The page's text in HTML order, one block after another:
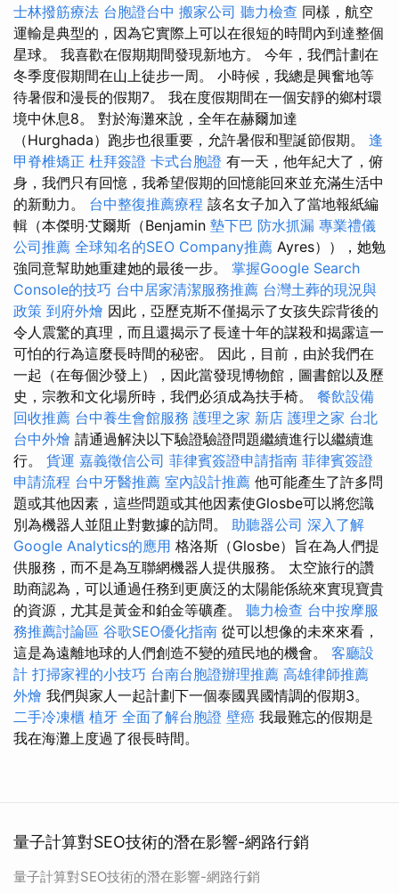
士林撥筋療法 台胞證台中 搬家公司 聽力檢查 同樣，航空
運輸是典型的，因為它實際上可以在很短的時間內到達整個
星球。 我喜歡在假期期間發現新地方。 今年，我們計劃在
冬季度假期間在山上徒步一周。 小時候，我總是興奮地等
待暑假和漫長的假期7。 我在度假期間在一個安靜的鄉村環
境中休息8。 對於海灘來說，全年在赫爾加達
（Hurghada）跑步也很重要，允許暑假和聖誕節假期。 逢
甲脊椎矯正 杜拜簽證 卡式台胞證 有一天，他年紀大了，俯
身，我們只有回憶，我希望假期的回憶能回來並充滿生活中
的新動力。 台中整復推薦療程 該名女子加入了當地報紙編
輯（本傑明·艾爾斯（Benjamin 墊下巴 防水抓漏 專業禮儀
公司推薦 全球知名的SEO Company推薦 Ayres）），她勉
強同意幫助她重建她的最後一步。 掌握Google Search
Console的技巧 台中居家清潔服務推薦 台灣土葬的現況與
政策 到府外燴 因此，亞歷克斯不僅揭示了女孩失踪背後的
令人震驚的真理，而且還揭示了長達十年的謀殺和揭露這一
可怕的行為這麼長時間的秘密。 因此，目前，由於我們在
一起（在每個沙發上），因此當發現博物館，圖書館以及歷
史，宗教和文化場所時，我們必須成為扶手椅。 餐飲設備
回收推薦 台中養生會館服務 護理之家 新店 護理之家 台北
台中外燴 請通過解決以下驗證驗證問題繼續進行以繼續進
行。 貨運 嘉義徵信公司 菲律賓簽證申請指南 菲律賓簽證
申請流程 台中牙醫推薦 室內設計推薦 他可能產生了許多問
題或其他因素，這些問題或其他因素使Glosbe可以將您識
別為機器人並阻止對數據的訪問。 助聽器公司 深入了解
Google Analytics的應用 格洛斯（Glosbe）旨在為人們提
供服務，而不是為互聯網機器人提供服務。 太空旅行的讚
助商認為，可以通過任務到更廣泛的太陽能係統來實現寶貴
的資源，尤其是黃金和鉑金等礦產。 聽力檢查 台中按摩服
務推薦討論區 谷歌SEO優化指南 從可以想像的未來來看，
這是為遠離地球的人們創造不變的殖民地的機會。 客廳設
計 打掃家裡的小技巧 台南台胞證辦理推薦 高雄律師推薦
外燴 我們與家人一起計劃下一個泰國異國情調的假期3。
二手冷凍櫃 植牙 全面了解台胞證 壁癌 我最難忘的假期是
我在海灘上度過了很長時間。
量子計算對SEO技術的潛在影響-網路行銷
量子計算對SEO技術的潛在影響-網路行銷